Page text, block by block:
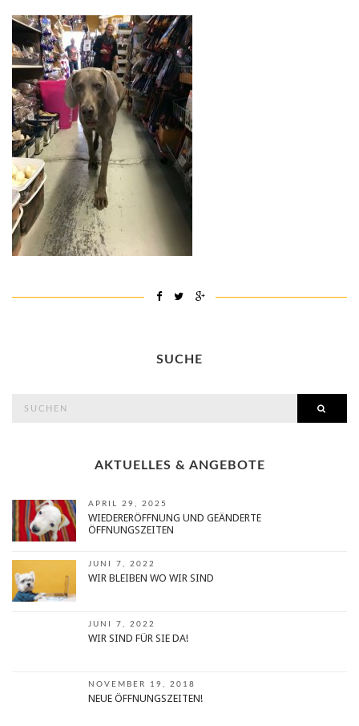
SUCHE
AKTUELLES & ANGEBOTE
APRIL 29, 2025
WIEDERERÖFFNUNG UND GEÄNDERTE
ÖFFNUNGSZEITEN
JUNI 7, 2022
WIR BLEIBEN WO WIR SIND
JUNI 7, 2022
WIR SIND FÜR SIE DA!
NOVEMBER 19, 2018
NEUE ÖFFNUNGSZEITEN!